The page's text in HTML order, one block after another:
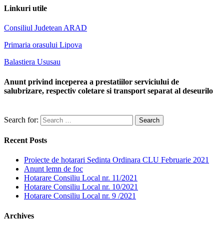
Linkuri utile
Consiliul Judetean ARAD
Primaria orasului Lipova
Balastiera Ususau
Anunt privind inceperea a prestatiilor serviciului de
salubrizare, respectiv coletare si transport separat al deseurilo
Search for:
Recent Posts
Proiecte de hotarari Sedinta Ordinara CLU Februarie 2021
Anunt lemn de foc
Hotarare Consiliu Local nr. 11/2021
Hotarare Consiliu Local nr. 10/2021
Hotarare Consiliu Local nr. 9 /2021
Archives